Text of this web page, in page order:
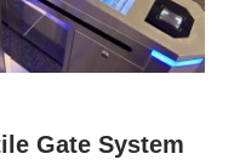
Gate System